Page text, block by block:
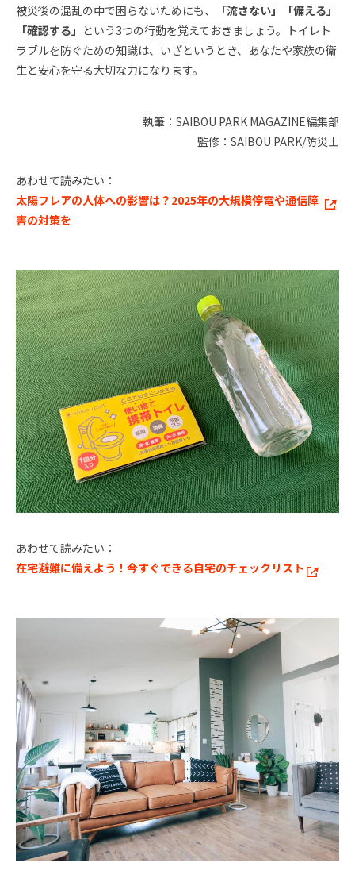
被災後の混乱の中で困らないためにも、
「流さない」「備える」
「確認する」 という3つの行動を覚えておきましょう。トイレト
ラブルを防ぐための知識は、いざというとき、あなたや家族の衛
生と安心を守る大切な力になります。
執筆：SAIBOU PARK MAGAZINE編集部
監修：SAIBOU PARK/防災士
あわせて読みたい：
太陽フレアの人体への影響は？2025年の大規模停電や通信障
害の対策を
あわせて読みたい：
在宅避難に備えよう！今すぐできる自宅のチェックリスト